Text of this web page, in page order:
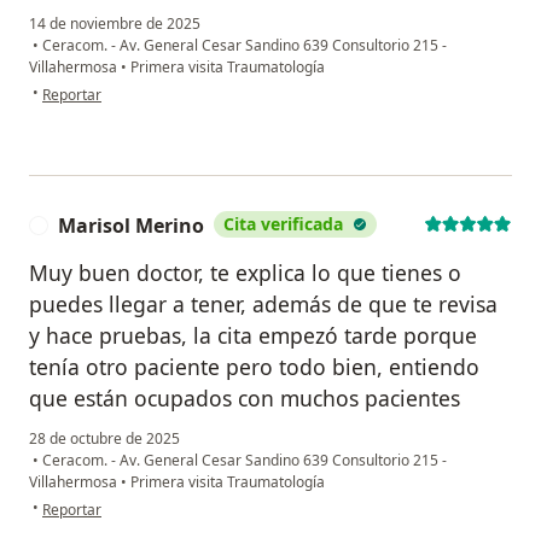
14 de noviembre de 2025
• Ceracom. - Av. General Cesar Sandino 639 Consultorio 215 -
Villahermosa • Primera visita Traumatología
• en opinión del usuario aldo manuel prado garcia
Reportar
Marisol Merino Cita verificada
Muy buen doctor, te explica lo que tienes o
puedes llegar a tener, además de que te revisa
y hace pruebas, la cita empezó tarde porque
tenía otro paciente pero todo bien, entiendo
que están ocupados con muchos pacientes
28 de octubre de 2025
• Ceracom. - Av. General Cesar Sandino 639 Consultorio 215 -
Villahermosa • Primera visita Traumatología
• en opinión del usuario Marisol Merino
Reportar